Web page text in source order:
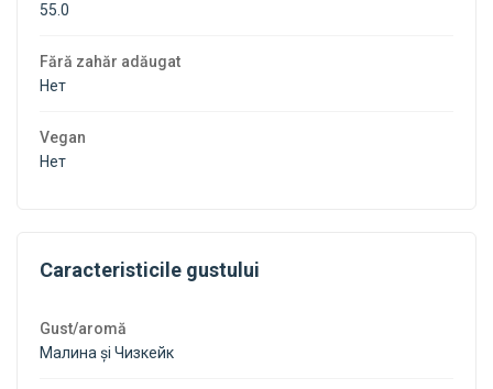
55.0
Fără zahăr adăugat
Нет
Vegan
Нет
Caracteristicile gustului
Gust/aromă
Малина și Чизкейк